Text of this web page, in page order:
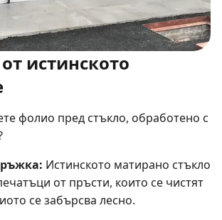
истинското
фолио пред стъкло, обработено с
Истинското матирано стъкло
от пръсти, които се чистят
се забърсва лесно.